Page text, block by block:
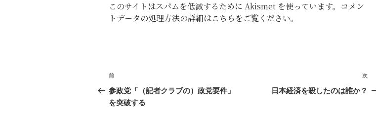
このサイトはスパムを低減するために Akismet を使っています。 コメン
トデータの処理方法の詳細はこちらをご覧ください。
投
稿
ナ
前
の
投
前
参政党「（記者クラブの）政党要件」
を突破する
次
の
次
日本経済を殺したのは誰か？